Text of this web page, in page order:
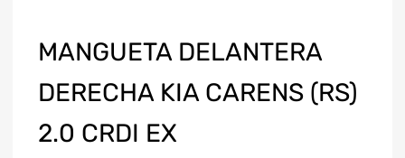
MANGUETA DELANTERA
DERECHA KIA CARENS (RS)
2.0 CRDI EX